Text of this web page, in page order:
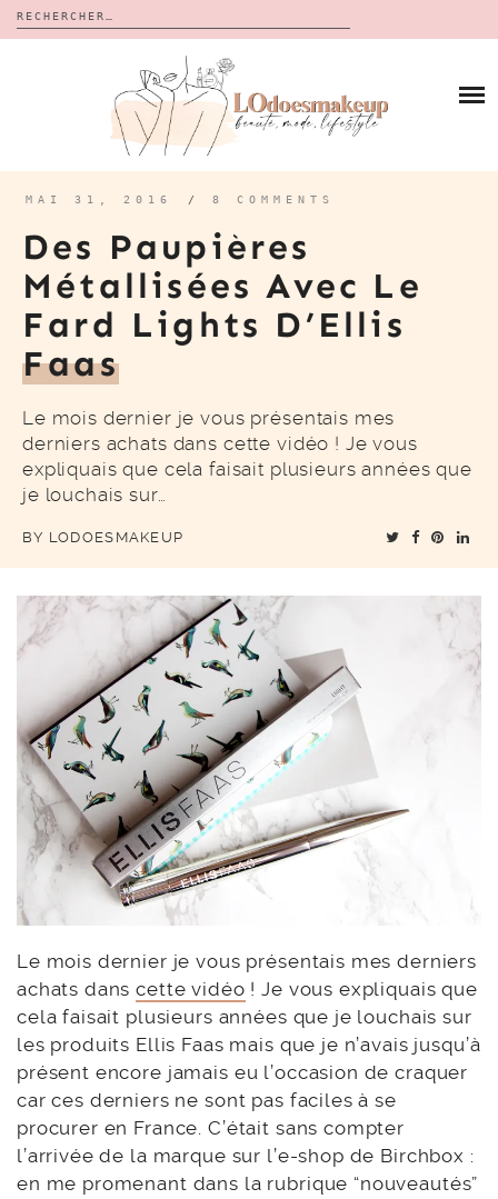
Rechercher :
CALENDRIERS DE L’AVENT
BON PLAN
À PROPOS
CONTACT
MAI 31, 2016 / 8 COMMENTS
Des Paupières
Métallisées Avec Le
Fard Lights D’Ellis
Faas
Le mois dernier je vous présentais mes
derniers achats dans cette vidéo ! Je vous
expliquais que cela faisait plusieurs années que
je louchais sur…
BY LODOESMAKEUP
Le mois dernier je vous présentais mes derniers
achats danscette vidéo ! Je vous expliquais que
cela faisait plusieurs années que je louchais sur
les produits Ellis Faas mais que je n’avais jusqu’à
présent encore jamais eu l’occasion de craquer
car ces derniers ne sont pas faciles à se
procurer en France. C’était sans compter
l’arrivée de la marque sur l’e-shop de Birchbox :
en me promenant dans la rubrique “nouveautés”